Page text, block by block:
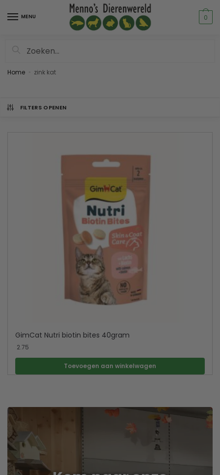
MENU 0
Home zink kat
FILTERS OPENEN
GimCat Nutri biotin bites 40gram
2.75
Toevoegen aan winkelwagen